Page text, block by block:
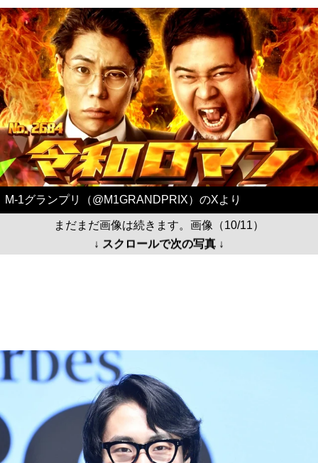
M-1グランプリ（@M1GRANDPRIX）のXより
まだまだ画像は続きます。画像（10/11）
↓ スクロールで次の写真 ↓